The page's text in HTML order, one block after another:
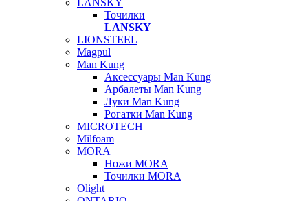
Точилки
LANSKY
LIONSTEEL
Magpul
Man Kung
Аксессуары Man Kung
Арбалеты Man Kung
Луки Man Kung
Рогатки Man Kung
MICROTECH
Milfoam
MORA
Ножи MORA
Точилки MORA
Olight